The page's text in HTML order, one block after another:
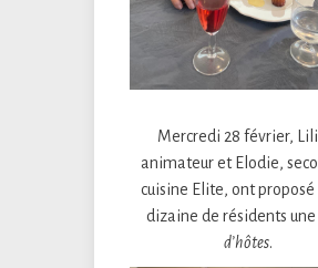
Mercredi 28 février,
animateur et Elodie,
cuisine Elite, ont proposé
dizaine de résidents une
d’hôtes.